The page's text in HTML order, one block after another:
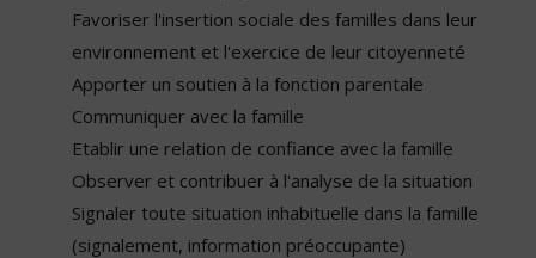
Favoriser l'insertion sociale des familles dans leur
environnement et l'exercice de leur citoyenneté
Apporter un soutien à la fonction parentale
Communiquer avec la famille
Etablir une relation de confiance avec la famille
Observer et contribuer à l'analyse de la situation
Signaler toute situation inhabituelle dans la famille
(signalement, information préoccupante)